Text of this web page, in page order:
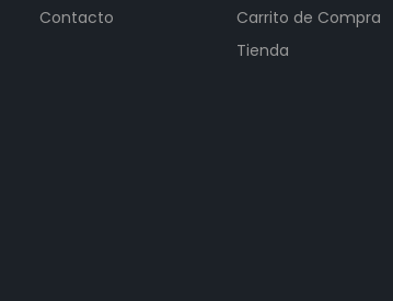
Contacto
Carrito de Compra
Tienda